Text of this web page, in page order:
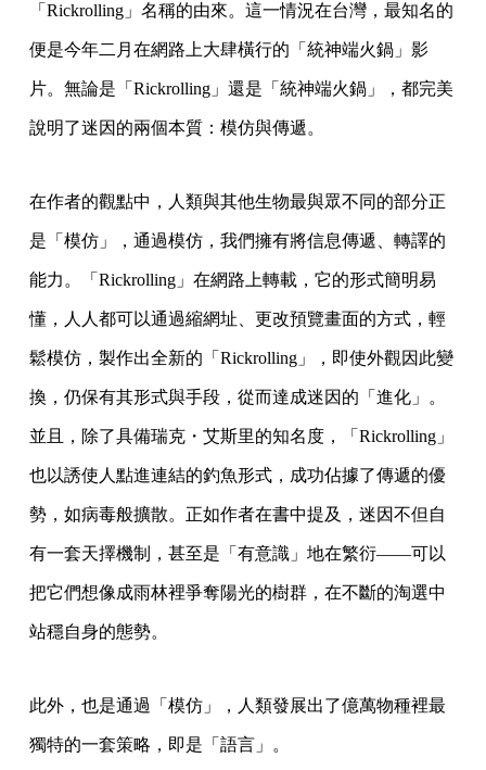
「Rickrolling」名稱的由來。這一情況在台灣，最知名的
便是今年二月在網路上大肆橫行的「統神端火鍋」影
片。無論是「Rickrolling」還是「統神端火鍋」，都完美
說明了迷因的兩個本質：模仿與傳遞。
在作者的觀點中，人類與其他生物最與眾不同的部分正
是「模仿」，通過模仿，我們擁有將信息傳遞、轉譯的
能力。「Rickrolling」在網路上轉載，它的形式簡明易
懂，人人都可以通過縮網址、更改預覽畫面的方式，輕
鬆模仿，製作出全新的「Rickrolling」，即使外觀因此變
換，仍保有其形式與手段，從而達成迷因的「進化」。
並且，除了具備瑞克・艾斯里的知名度，「Rickrolling」
也以誘使人點進連結的釣魚形式，成功佔據了傳遞的優
勢，如病毒般擴散。正如作者在書中提及，迷因不但自
有一套天擇機制，甚至是「有意識」地在繁衍——可以
把它們想像成雨林裡爭奪陽光的樹群，在不斷的淘選中
站穩自身的態勢。
此外，也是通過「模仿」，人類發展出了億萬物種裡最
獨特的一套策略，即是「語言」。